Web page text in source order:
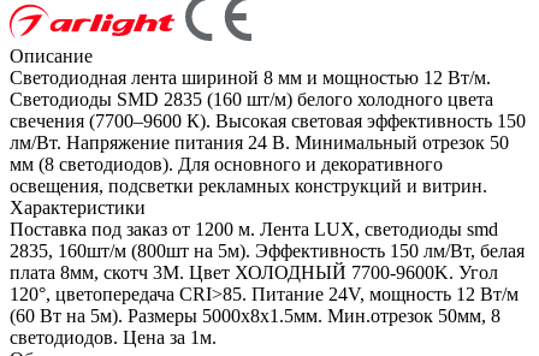
Описание
Светодиодная лента шириной 8 мм и мощностью 12 Вт/м.
Светодиоды SMD 2835 (160 шт/м) белого холодного цвета
свечения (7700–9600 К). Высокая световая эффективность 150
лм/Вт. Напряжение питания 24 В. Минимальный отрезок 50
мм (8 светодиодов). Для основного и декоративного
освещения, подсветки рекламных конструкций и витрин.
Характеристики
Поставка под заказ от 1200 м. Лента LUX, светодиоды smd
2835, 160шт/м (800шт на 5м). Эффективность 150 лм/Вт, белая
плата 8мм, скотч 3М. Цвет ХОЛОДНЫЙ 7700-9600K. Угол
120°, цветопередача CRI>85. Питание 24V, мощность 12 Вт/м
(60 Вт на 5м). Размеры 5000х8х1.5мм. Мин.отрезок 50мм, 8
светодиодов. Цена за 1м.